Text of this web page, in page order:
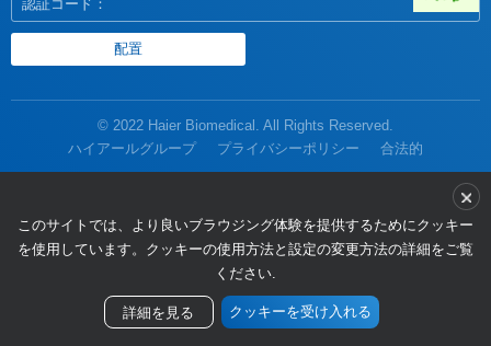
© 2022 Haier Biomedical. All Rights Reserved.
ハイアールグループ
プライバシーポリシー 合法的
ください.
詳細を見る クッキーを受け入れる